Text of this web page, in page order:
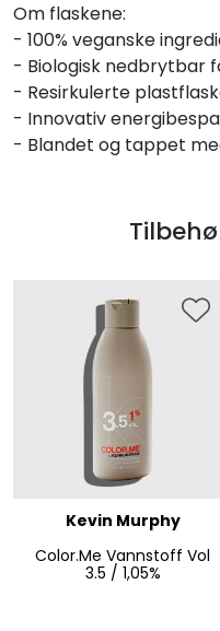
Om flaskene:
- 100% veganske
- Biologisk nedbrytbar
- Resirkulerte
- Innovativ
- Blandet og tappet
Kevin Murphy
Color.Me Vannstoff Vol
3.5 / 1,05%